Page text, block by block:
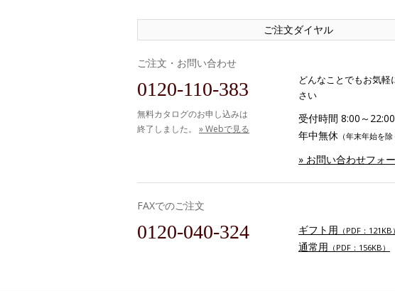
ご注文ダイヤル
ご注文・お問い合わせ
0120-110-383
無料カタログのお申し込みは
終了しました。 » Webで見る
どんなことでもお気軽
さい
受付時間 8:00～22:00
年中無休 （年末年始を除
» お問い合わせフォ
FAXでのご注文
0120-040-324 ギフト用 （PDF：121KB）
通常用 （PDF：156KB）